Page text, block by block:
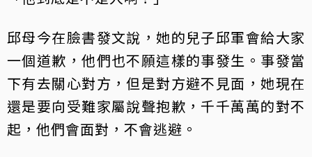
邱母今在臉書發文說，她的兒子邱軍會給大家
一個道歉，他們也不願這樣的事發生。事發當
下有去關心對方，但是對方避不見面，她現在
還是要向受難家屬說聲抱歉，千千萬萬的對不
起，他們會面對，不會逃避。